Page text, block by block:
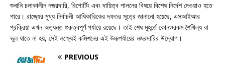
শুনানি চলাকালীন নজরদারি, রিপোর্টিং এবং দায়িত্ব পালনের বিষয়ে বিশেষ নির্দেশ দেওয়াও হতে
পারে। রাজ্যের মুখ্য নির্বাচনী আধিকারিকের দফতর সূত্রে জানানো হয়েছে, এসআইআর
প্রক্রিয়া এখন অত্যন্ত গুরুত্বপূর্ণ পর্যায়ে রয়েছে। তাই শেষ মুহূর্তে কোনওরকম শৈথিল্য বা
ভুল যাতে না হয়, সেই লক্ষ্যেই কমিশনের এই উচ্চপর্যায়ের নজরদারির উদ্যোগ।
PREVIOUS